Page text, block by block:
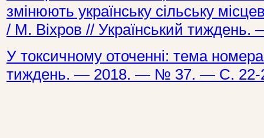
змінюють українську сільську
/ М. Віхров // Український
У токсичному оточенні: тема
тиждень. — 2018. — № 37. — С. 22-